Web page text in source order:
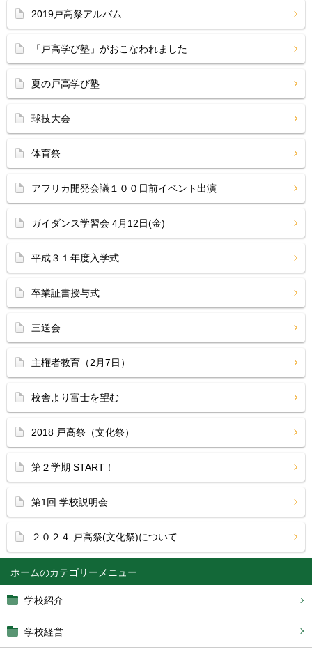
ホーム
学校紹介
学校経営
2019戸高祭アルバム
「戸高学び塾」がおこなわれました
夏の戸高学び塾
球技大会
体育祭
アフリカ開発会議１００日前イベント出演
ガイダンス学習会 4月12日(金)
平成３１年度入学式
卒業証書授与式
三送会
主権者教育（2月7日）
校舎より富士を望む
2018 戸高祭（文化祭）
第２学期 START！
第1回 学校説明会
２０２４ 戸高祭(文化祭)について